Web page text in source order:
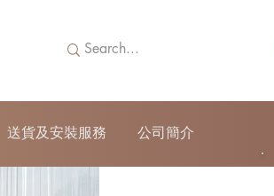
送貨及安裝服務 公司簡介